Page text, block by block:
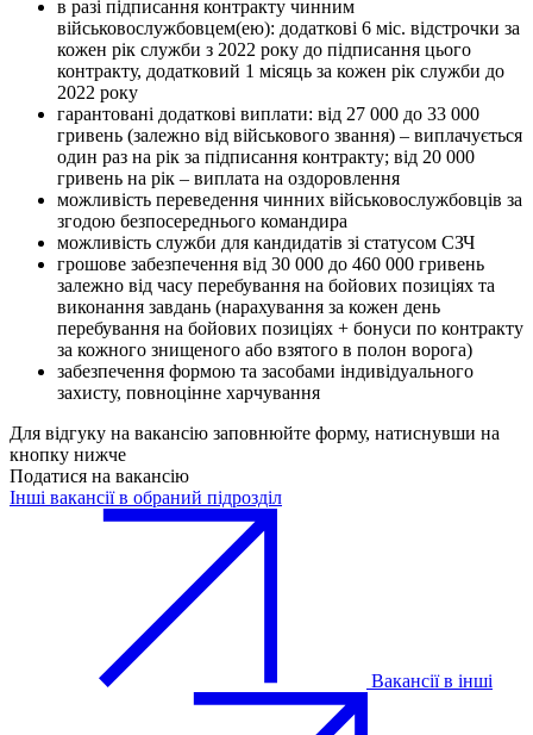
в разі підписання контракту чинним
військовослужбовцем(ею): додаткові 6 міс. відстрочки за
кожен рік служби з 2022 року до підписання цього
контракту, додатковий 1 місяць за кожен рік служби до
2022 року
гарантовані додаткові виплати: від 27 000 до 33 000
гривень (залежно від військового звання) – виплачується
один раз на рік за підписання контракту; від 20 000
гривень на рік – виплата на оздоровлення
можливість переведення чинних військовослужбовців за
згодою безпосереднього командира
можливість служби для кандидатів зі статусом СЗЧ
грошове забезпечення від 30 000 до 460 000 гривень
залежно від часу перебування на бойових позиціях та
виконання завдань (нарахування за кожен день
перебування на бойових позиціях + бонуси по контракту
за кожного знищеного або взятого в полон ворога)
забезпечення формою та засобами індивідуального
захисту, повноцінне харчування
Для відгуку на вакансію заповнюйте форму, натиснувши на
кнопку нижче
Податися на вакансію
Інші вакансії в обраний підрозділ
Вакансії в інші